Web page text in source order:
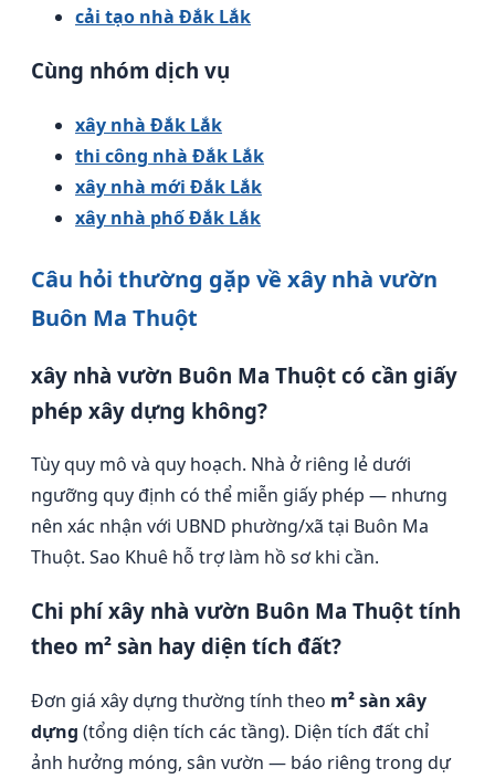
cải tạo nhà Đắk Lắk
Cùng nhóm dịch vụ
xây nhà Đắk Lắk
thi công nhà Đắk Lắk
xây nhà mới Đắk Lắk
xây nhà phố Đắk Lắk
Câu hỏi thường gặp về xây nhà vườn
Buôn Ma Thuột
xây nhà vườn Buôn Ma Thuột có cần giấy
phép xây dựng không?
Tùy quy mô và quy hoạch. Nhà ở riêng lẻ dưới
ngưỡng quy định có thể miễn giấy phép — nhưng
nên xác nhận với UBND phường/xã tại Buôn Ma
Thuột. Sao Khuê hỗ trợ làm hồ sơ khi cần.
Chi phí xây nhà vườn Buôn Ma Thuột tính
theo m² sàn hay diện tích đất?
Đơn giá xây dựng thường tính theo m² sàn xây
dựng (tổng diện tích các tầng). Diện tích đất chỉ
ảnh hưởng móng, sân vườn — báo riêng trong dự